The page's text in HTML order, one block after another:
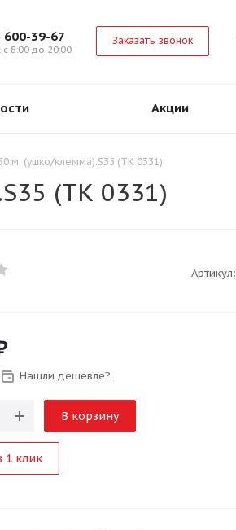
600-39-67
с 8:00 до 20:00
Заказать звонок
Акции
м, (ушко/клемма).S35 (ТК 0331)
(ТК 0331)
Артикул:
Нашли дешевле?
В корзину
1 клик